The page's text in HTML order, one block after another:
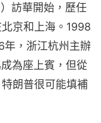
訪華開始，歷任
京和上海。1998
年，浙江杭州主辦
為座上賓，但從
朗普很可能填補